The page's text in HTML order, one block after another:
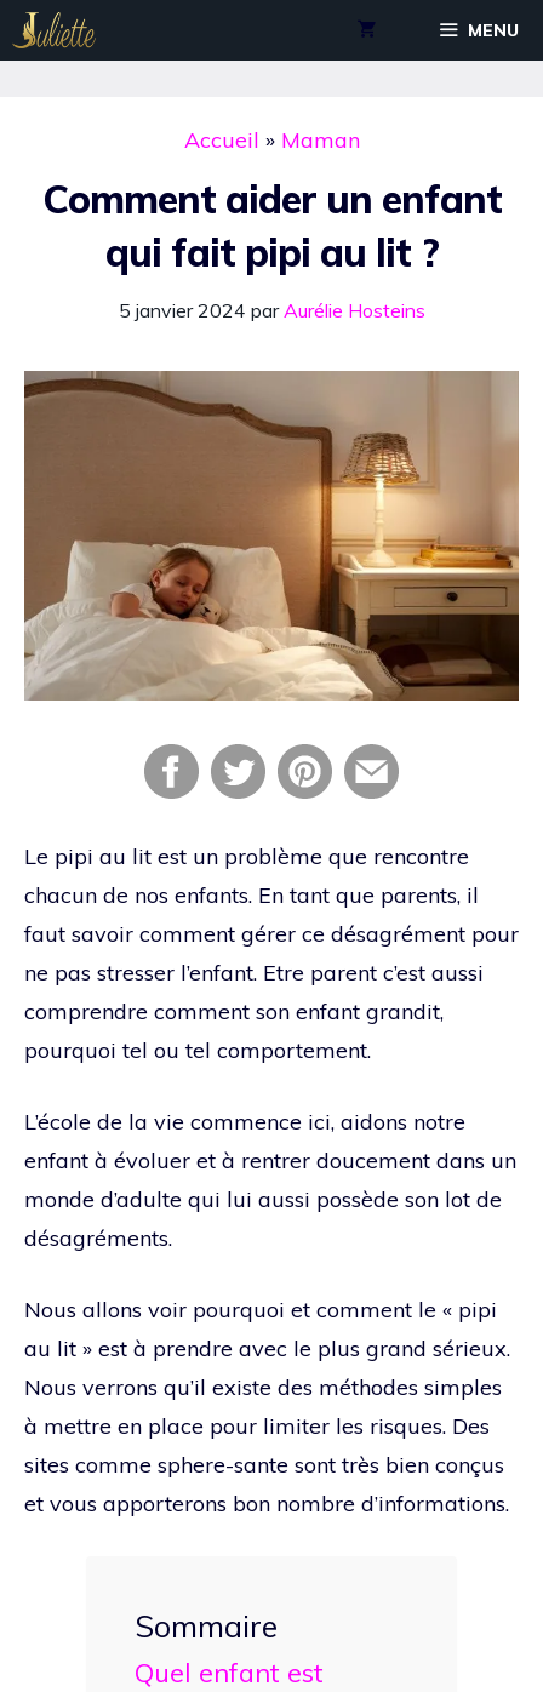
Aller
au
MENU
Accueil » Maman
Comment aider un enfant
qui fait pipi au lit ?
5 janvier 2024 parAurélie Hosteins
Le pipi au lit est un problème que rencontre
chacun de nos enfants. En tant que parents, il
faut savoir comment gérer ce désagrément pour
ne pas stresser l’enfant. Etre parent c’est aussi
comprendre comment son enfant grandit,
pourquoi tel ou tel comportement.
L’école de la vie commence ici, aidons notre
enfant à évoluer et à rentrer doucement dans un
monde d’adulte qui lui aussi possède son lot de
désagréments.
Nous allons voir pourquoi et comment le « pipi
au lit » est à prendre avec le plus grand sérieux.
Nous verrons qu’il existe des méthodes simples
à mettre en place pour limiter les risques. Des
sites comme sphere-sante sont très bien conçus
et vous apporterons bon nombre d’informations.
Sommaire
Quel enfant est